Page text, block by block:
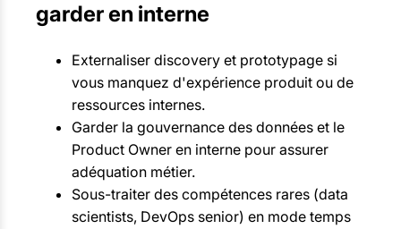
garder en interne
Externaliser discovery et prototypage si
vous manquez d'expérience produit ou de
ressources internes.
Garder la gouvernance des données et le
Product Owner en interne pour assurer
adéquation métier.
Sous-traiter des compétences rares (data
scientists, DevOps senior) en mode temps